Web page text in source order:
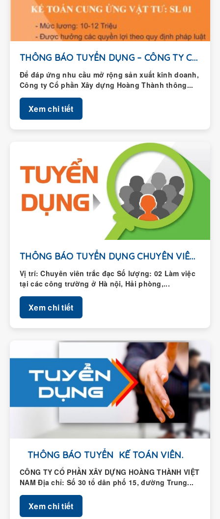
THÔNG BÁO TUYỂN DỤNG – CÔNG TY CỔ...
Để đáp ứng nhu cầu mở rộng sản xuất kinh doanh,
Công ty Cổ phần Xây dựng Hoàng Thành thông...
Xem chi tiết
THÔNG BÁO TUYỂN DỤNG CHUYÊN VIÊN TRẮC ĐẠC
Vị trí: Chuyên viên trắc đạc Số lượng: 02 Làm việc
tại các công trường ở Hà nội, Hải phòng,...
Xem chi tiết
THÔNG BÁO TUYỂN KẾ TOÁN VIÊN.
CÔNG TY CỔ PHẦN XÂY DỰNG HOÀNG THÀNH VIỆT
NAM Địa chỉ: Số 30 tổ dân phố 15, đường Trung...
Xem chi tiết